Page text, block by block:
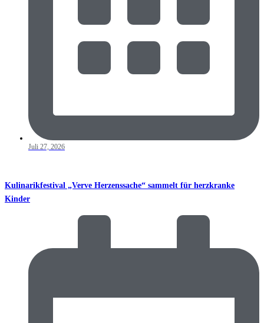
Juli 27, 2026
Kulinarikfestival „Verve Herzenssache“ sammelt für herzkranke
Kinder